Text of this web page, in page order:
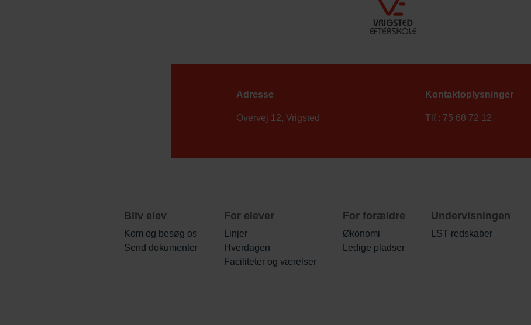
Adresse
Overvej 12, Vrigsted
Kontaktoplysninger
Tlf.: 75 68 72 12
Bliv elev
Kom og besøg os
Send dokumenter
For elever
Linjer
Hverdagen
Faciliteter og værelser
For forældre
Økonomi
Ledige pladser
Undervisningen
LST-redskaber